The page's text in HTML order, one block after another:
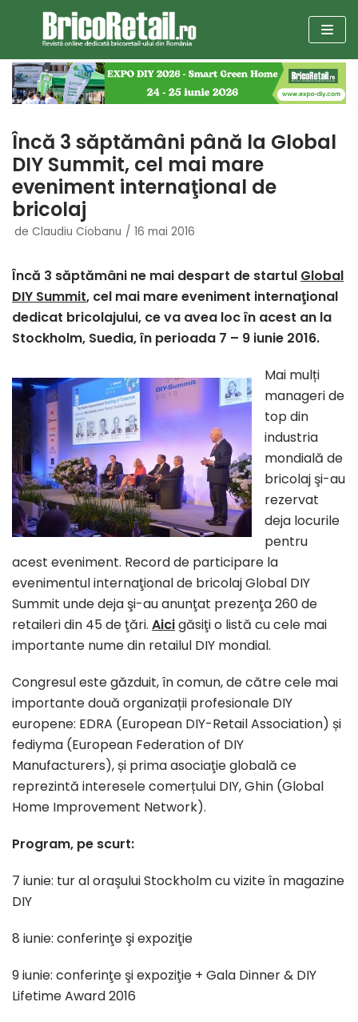
la
conținut
Încă 3 săptămâni până la Global
DIY Summit, cel mai mare
eveniment internaţional de
bricolaj
de Claudiu Ciobanu 16 mai 2016
Încă 3 săptămâni ne mai despart de startul Global
DIY Summit, cel mai mare eveniment internaţional
dedicat bricolajului, ce va avea loc în acest an la
Stockholm, Suedia, în perioada 7 – 9 iunie 2016.
Mai mulți
manageri de
top din
industria
mondială de
bricolaj şi-au
rezervat
deja locurile
pentru
acest eveniment. Record de participare la
evenimentul internaţional de bricolaj Global DIY
Summit unde deja şi-au anunţat prezenţa 260 de
retaileri din 45 de ţări. Aicigăsiţi o listă cu cele mai
importante nume din retailul DIY mondial.
Congresul este găzduit, în comun, de către cele mai
importante două organizații profesionale DIY
europene: EDRA (European DIY-Retail Association) și
fediyma (European Federation of DIY
Manufacturers), și prima asociaţie globală ce
reprezintă interesele comerțului DIY, Ghin (Global
Home Improvement Network).
Program, pe scurt:
7 iunie: tur al oraşului Stockholm cu vizite în magazine
DIY
8 iunie: conferinţe şi expoziţie
9 iunie: conferinţe şi expoziţie + Gala Dinner & DIY
Lifetime Award 2016